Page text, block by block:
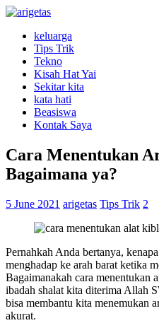
keluarga
Tips Trik
Tekno
Kisah Hat Yai
Sekitar kita
kata hati
Beasiswa
Kontak Saya
Cara Menentukan
Bagaimana ya?
5 June 2021 arigetas Tips Trik 2
Pernahkah Anda bertanya,
menghadap ke arah barat ketika
Bagaimanakah cara menentukan
ibadah shalat kita diterima Allah
bisa membantu kita menemukan
akurat.